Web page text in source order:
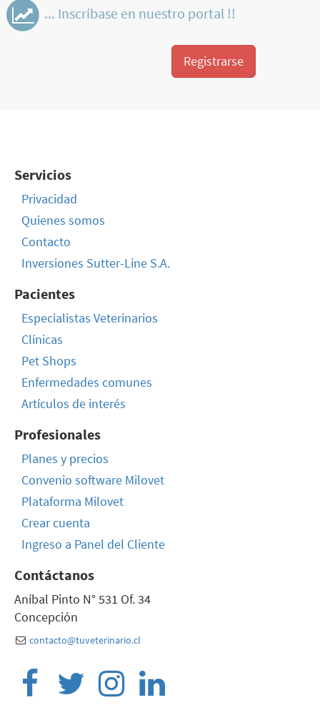
... Inscríbase en nuestro portal !!
Registrarse
Servicios
Privacidad
Quienes somos
Contacto
Inversiones Sutter-Line S.A.
Pacientes
Especialistas Veterinarios
Clínicas
Pet Shops
Enfermedades comunes
Artículos de interés
Profesionales
Planes y precios
Convenio software Milovet
Plataforma Milovet
Crear cuenta
Ingreso a Panel del Cliente
Contáctanos
Aníbal Pinto N° 531 Of. 34
Concepción
contacto@tuveterinario.cl